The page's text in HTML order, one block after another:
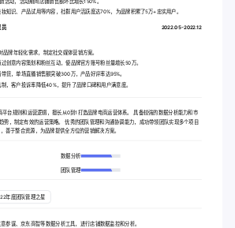
知识、产品试用等内容，社群用户活跃度达70%，为品牌积累了5万+忠实用户。
员
2022.05-2022.12
牌年轻化需求，制定社交媒体营销方案。
创意内容策划和粉丝互动，使品牌官方账号粉丝量增长50万。
货，单场直播销售额突破300万，产品好评率达95%。
，客户投诉率降低40%，提升了品牌口碑和用户满意度。
台规则和运营逻辑，擅长从0到1打造品牌电商运营体系。 具备较强的数据分析能力和市
势，制定有效的运营策略。 优秀的团队管理和沟通协调能力，成功带领团队实现多个项目
善于整合资源，为品牌提供全方位的营销解决方案。
数据分析
团队管理
年度团队管理之星
参谋、京东商智等数据分析工具，进行店铺数据监控和分析。